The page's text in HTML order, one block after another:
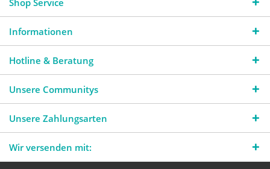
Shop Service
Informationen
Hotline & Beratung
Unsere Communitys
Unsere Zahlungsarten
Wir versenden mit: